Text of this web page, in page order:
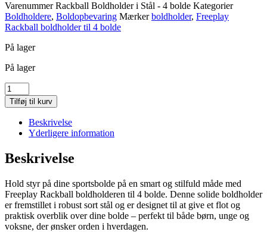
VarenummerRackball Boldholder i Stål - 4 bolde Kategorier
Boldholdere, Boldopbevaring Mærker boldholder, Freeplay
Rackball boldholder til 4 bolde
På lager
På lager
Freeplay
Rackball
boldholder
antal
Tilføj til kurv
Beskrivelse
Yderligere information
Beskrivelse
Hold styr på dine sportsbolde på en smart og stilfuld måde med
Freeplay Rackball boldholderen til 4 bolde. Denne solide boldholder
er fremstillet i robust sort stål og er designet til at give et flot og
praktisk overblik over dine bolde – perfekt til både børn, unge og
voksne, der ønsker orden i hverdagen.